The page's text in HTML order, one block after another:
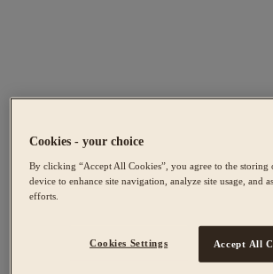
Cookies - your choice
By clicking “Accept All Cookies”, you agree to the
device to enhance site navigation, analyze site usage, and
efforts.
Cookies Settings Accept All